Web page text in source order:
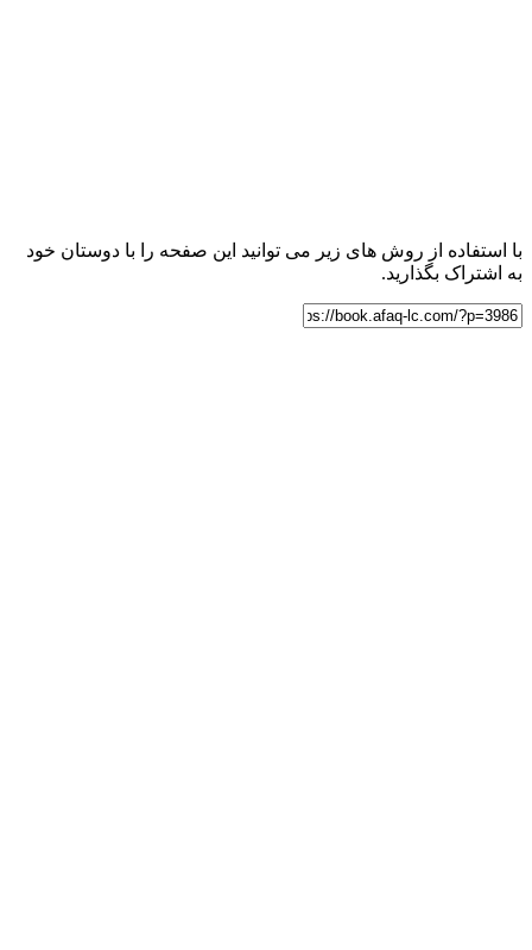
با استفاده از روش های زیر می توانید این صفحه را با دوستان خود
به اشتراک بگذارید.